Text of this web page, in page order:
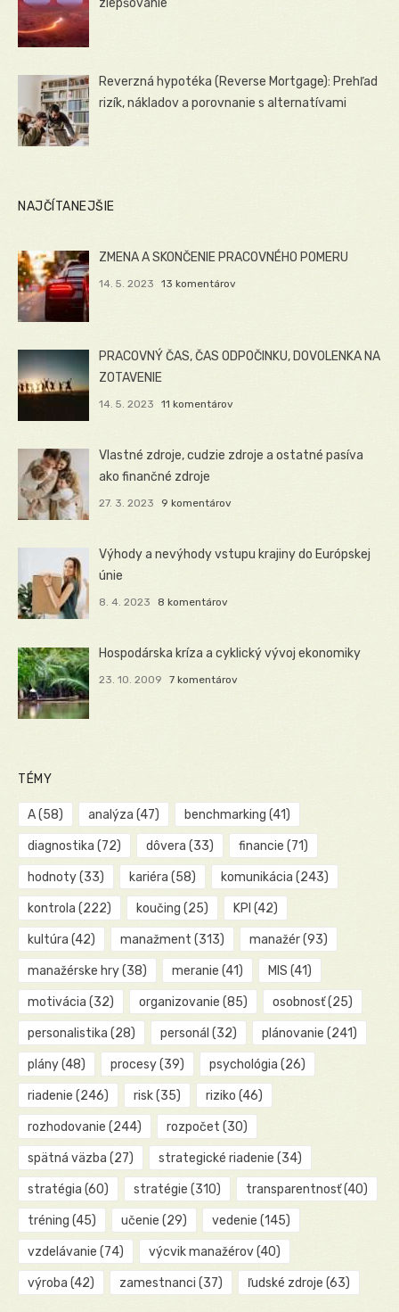
zlepšovanie
Reverzná hypotéka (Reverse Mortgage): Prehľad
rizík, nákladov a porovnanie s alternatívami
NAJČÍTANEJŠIE
ZMENA A SKONČENIE PRACOVNÉHO POMERU
14. 5. 2023 13 komentárov
PRACOVNÝ ČAS, ČAS ODPOČINKU, DOVOLENKA NA
ZOTAVENIE
14. 5. 2023 11 komentárov
Vlastné zdroje, cudzie zdroje a ostatné pasíva
ako finančné zdroje
27. 3. 2023 9 komentárov
Výhody a nevýhody vstupu krajiny do Európskej
únie
8. 4. 2023 8 komentárov
Hospodárska kríza a cyklický vývoj ekonomiky
23. 10. 2009 7 komentárov
TÉMY
A(58) analýza (47) benchmarking (41)
diagnostika (72) dôvera (33) financie (71)
hodnoty(33) kariéra (58) komunikácia (243)
kontrola (222) koučing (25) KPI (42)
kultúra (42) manažment (313) manažér(93)
manažérske hry(38) meranie (41) MIS (41)
motivácia (32) organizovanie (85) osobnosť(25)
personalistika (28) personál (32) plánovanie (241)
plány(48) procesy(39) psychológia (26)
riadenie (246) risk(35) riziko (46)
rozhodovanie (244) rozpočet (30)
spätná väzba (27) strategické riadenie (34)
stratégia (60) stratégie (310) transparentnosť(40)
tréning (45) učenie (29) vedenie (145)
vzdelávanie (74) výcvik manažérov(40)
výroba (42) zamestnanci (37) ľudské zdroje (63)